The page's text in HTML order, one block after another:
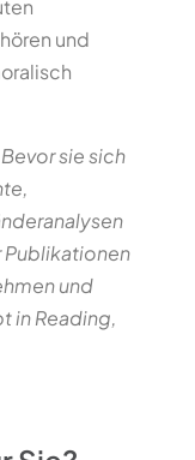
und
Bevor sie sich
Publikationen
und
in Reading,